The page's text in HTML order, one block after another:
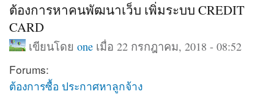
ต้องการหาคนพัฒนาเว็บ เพิ่มระบบ CREDIT
CARD
เขียนโดย oneเมื่อ 22 กรกฎาคม, 2018 - 08:52
Forums:
ต้องการซื้อ ประกาศหาลูกจ้าง